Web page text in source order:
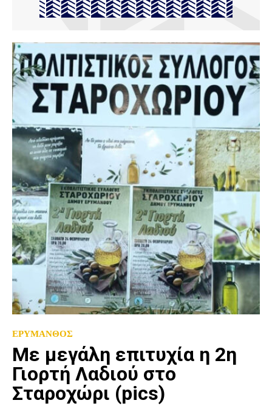
ΕΡΥΜΑΝΘΟΣ
Με μεγάλη επιτυχία η 2η
Γιορτή Λαδιού στο
Σταροχώρι (pics)